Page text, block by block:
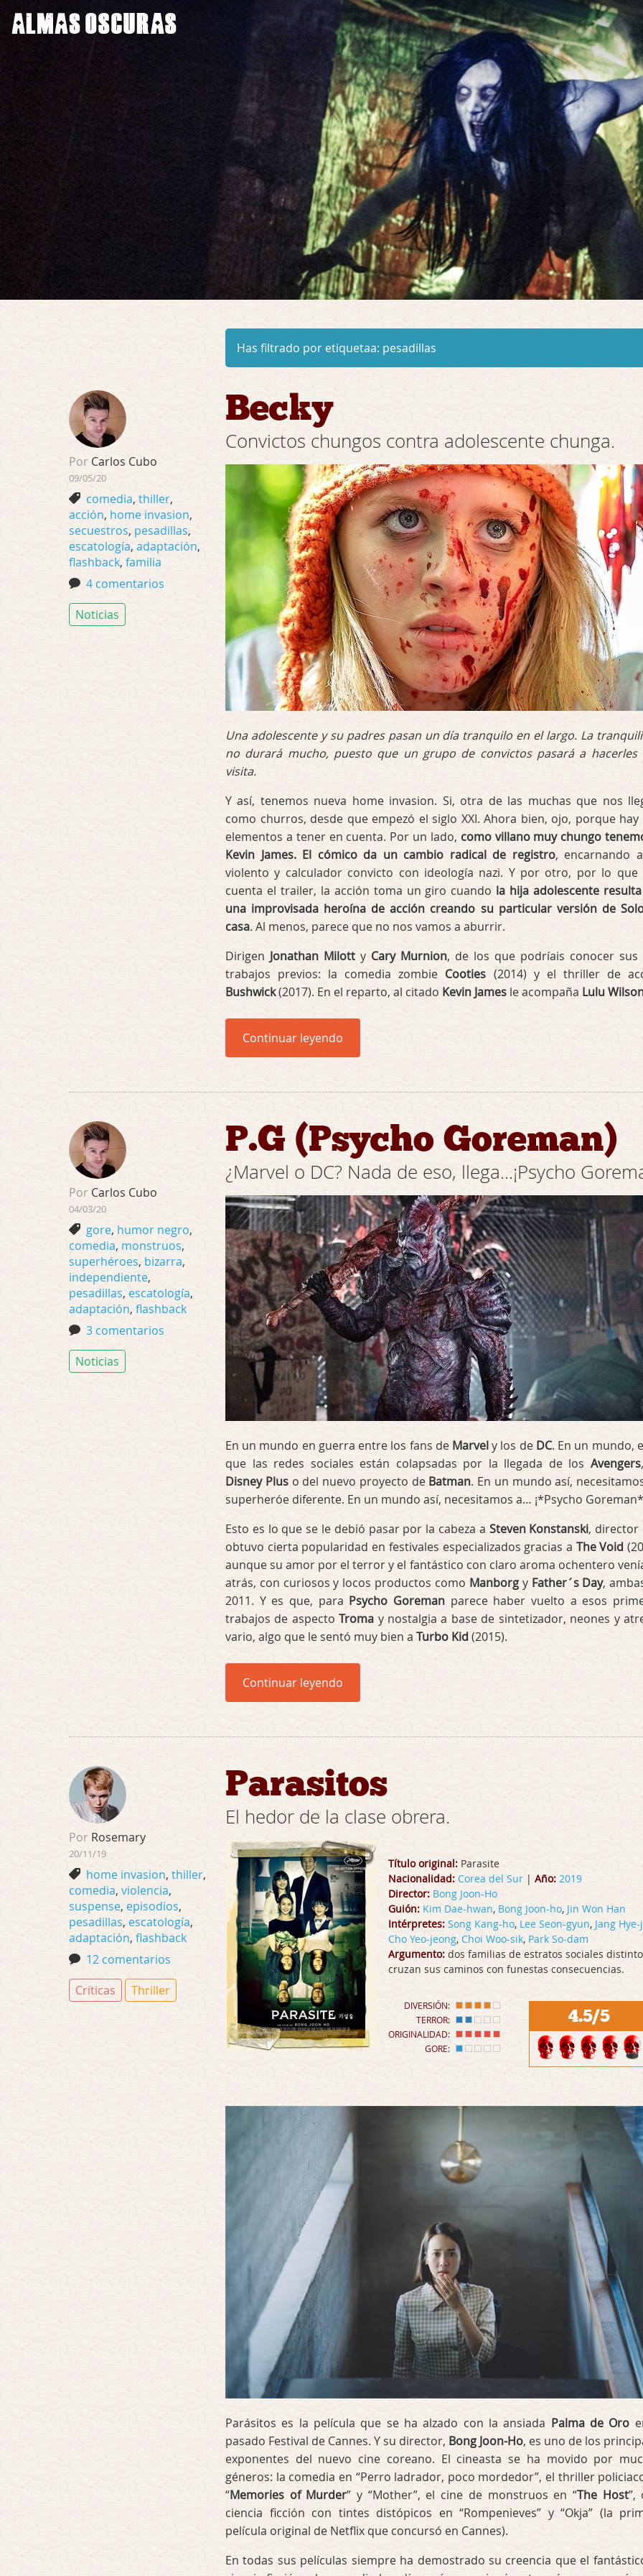
Has filtrado por etiquetaa: pesadillas
Becky
Convictos chungos contra adolescente chunga.
Una adolescente y su padres pasan un día tranquilo en el largo. La
no durará mucho, puesto que un grupo de convictos pasará a hacerles
visita.
Y así, tenemos nueva home invasion. Si, otra de las muchas que nos
como churros, desde que empezó el siglo XXI. Ahora bien, ojo, porque hay
elementos a tener en cuenta. Por un lado, como villano muy chungo
Kevin James. El cómico da un cambio radical de registro, encarnando
violento y calculador convicto con ideología nazi. Y por otro, por lo que
cuenta el trailer, la acción toma un giro cuando la hija adolescente
una improvisada heroína de acción creando su particular versión de
casa. Al menos, parece que no nos vamos a aburrir.
Dirigen Jonathan Milott y Cary Murnion, de los que podríais conocer sus
trabajos previos: la comedia zombie Cooties (2014) y el thriller de
Bushwick(2017). En el reparto, al citado Kevin James le acompaña Lulu
Continuar leyendo
Por Carlos Cubo
09/05/20
comedia, thiller,
acción, home invasion,
secuestros, pesadillas,
escatología, adaptación,
flashback, familia
4 comentarios
Noticias
P.G (Psycho Goreman)
¿Marvel o DC? Nada de eso, llega...¡Psycho
En un mundo en guerra entre los fans de Marvely los de DC. En un mundo,
que las redes sociales están colapsadas por la llegada de los Avengers
Disney Pluso del nuevo proyecto de Batman. En un mundo así,
superheróe diferente. En un mundo así, necesitamos a… ¡*Psycho
Esto es lo que se le debió pasar por la cabeza a Steven Konstanski, director
obtuvo cierta popularidad en festivales especializados gracias a The Void
aunque su amor por el terror y el fantástico con claro aroma ochentero
atrás, con curiosos y locos productos como Manborgy Father´s Day,
2011. Y es que, para Psycho Goreman parece haber vuelto a esos
trabajos de aspectoTroma y nostalgia a base de sintetizador, neones y
vario, algo que le sentó muy bien a Turbo Kid(2015).
Continuar leyendo
Por Carlos Cubo
04/03/20
gore, humor negro,
comedia, monstruos,
superhéroes, bizarra,
independiente,
pesadillas, escatología,
adaptación, flashback
3 comentarios
Noticias
Parasitos
El hedor de la clase obrera.
Título original: Parasite
Nacionalidad: Corea del Sur | Año: 2019
Director: Bong Joon-Ho
Guión: Kim Dae-hwan, Bong Joon-ho, Jin Won Han
Intérpretes: Song Kang-ho, Lee Seon-gyun, Jang
Cho Yeo-jeong, Choi Woo-sik, Park So-dam
Argumento: dos familias de estratos sociales
cruzan sus caminos con funestas consecuencias.
DIVERSIÓN:
TERROR:
ORIGINALIDAD:
GORE:
4.5/5
Parásitos es la película que se ha alzado con la ansiada Palma de Oro
pasado Festival de Cannes. Y su director, Bong Joon-Ho, es uno de los
exponentes del nuevo cine coreano. El cineasta se ha movido por
géneros: la comedia en “Perro ladrador, poco mordedor”, el thriller
“Memories of Murder” y “Mother”, el cine de monstruos en “The Host”,
ciencia ficción con tintes distópicos en “Rompenieves” y “Okja” (la
película original de Netflix que concursó en Cannes).
En todas sus películas siempre ha demostrado su creencia que el
Por Rosemary
20/11/19
home invasion, thiller,
comedia, violencia,
suspense, episodios,
pesadillas, escatología,
adaptación, flashback
12 comentarios
Críticas
Thriller